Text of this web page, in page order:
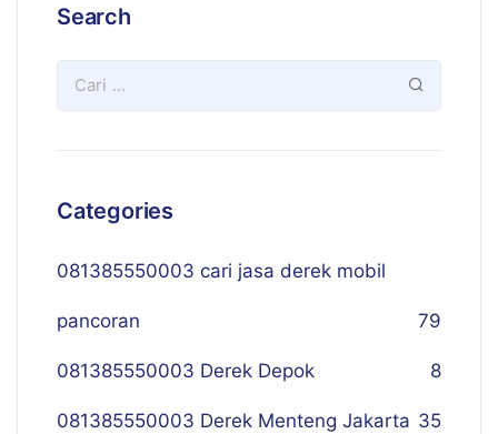
Search
Categories
081385550003 cari jasa derek mobil
pancoran 79
081385550003 Derek Depok 8
081385550003 Derek Menteng Jakarta 35